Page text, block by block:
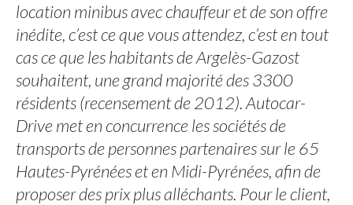
location minibus avec chauffeur et de son offre
inédite, c’est ce que vous attendez, c’est en tout
cas ce que les habitants de Argelès-Gazost
souhaitent, une grand majorité des 3300
résidents (recensement de 2012). Autocar-
Drive met en concurrence les sociétés de
transports de personnes partenaires sur le 65
Hautes-Pyrénées et en Midi-Pyrénées, afin de
proposer des prix plus alléchants. Pour le client,